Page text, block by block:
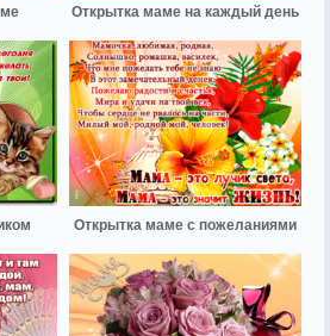
Открытка маме на каждый день
Открытка маме с пожеланиями